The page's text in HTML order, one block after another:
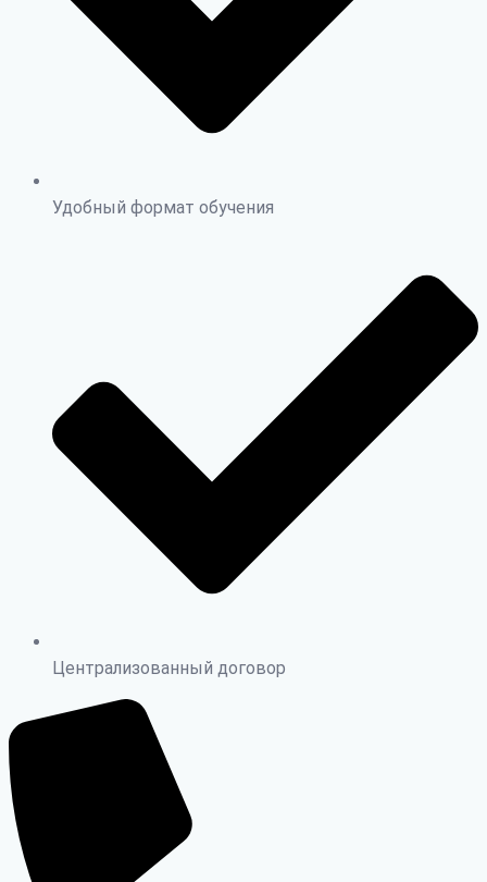
Удобный формат обучения
Централизованный договор